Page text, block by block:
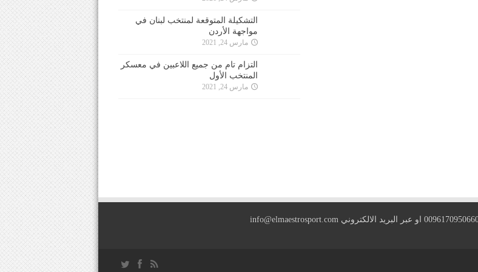
التشكيلة المتوقعة لمنتخب لبنان في
مواجهة الأردن
مارس 24, 2021
التزام تام من جميع اللاعبين في معسكر
المنتخب الأول
مارس 24, 2021
info@elmaestrosport.com